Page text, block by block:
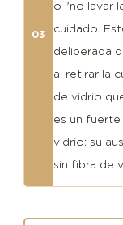
03
o "no lavar
cuidado.
deliberada
al retirar la
de vidrio
es un
vidrio; su
sin fibra de